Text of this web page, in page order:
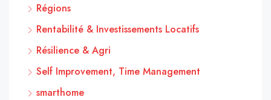
Régions
Rentabilité & Investissements Locatifs
Résilience & Agri
Self Improvement, Time Management
smarthome